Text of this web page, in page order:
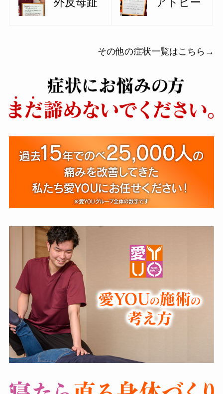
その他の症状一覧はこちら→